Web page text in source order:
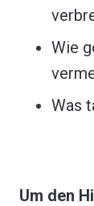
Wie
Was
Um den